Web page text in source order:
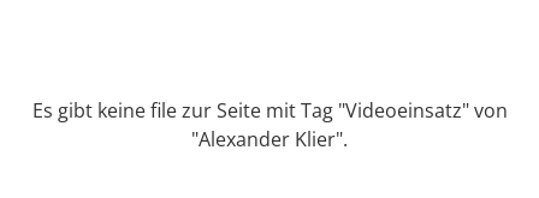
Es gibt keine file zur Seite mit Tag "Videoeinsatz" von
"Alexander Klier".